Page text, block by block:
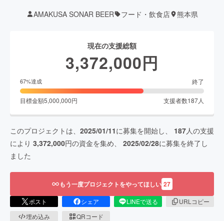
AMAKUSA SONAR BEER フード・飲食店 熊本県
現在の支援総額
3,372,000円
67%達成 終了
目標金額5,000,000円 支援者数187人
このプロジェクトは、 2025/01/11に募集を開始し、 187人の支援
により 3,372,000円の資金を集め、 2025/02/28に募集を終了し
ました
もう一度プロジェクトをやってほしい 27
ポスト シェア LINEで送る
URLコピー
埋め込み
QRコード